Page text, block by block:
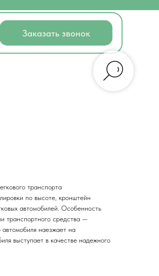
Заказать звонок
транспорта
по высоте, кронштейн
автомобилей. Особенность
транспортного средства —
автомобиля наезжает на
выступает в качестве надежного